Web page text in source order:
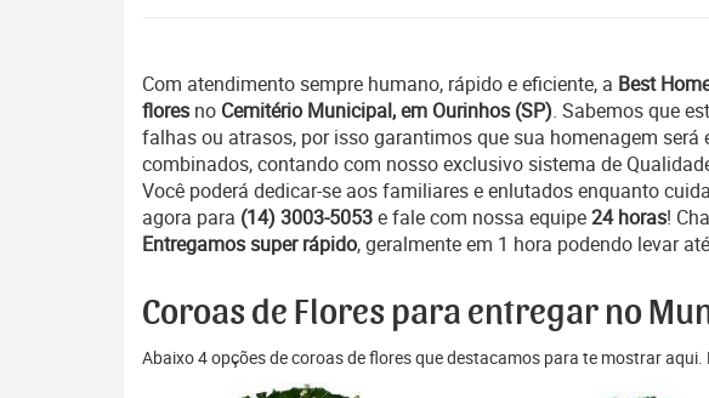
Com atendimento sempre humano, rápido e eficiente, a Best
flores no Cemitério Municipal, em Ourinhos (SP). Sabemos que
falhas ou atrasos, por isso garantimos que sua homenagem
combinados, contando com nosso exclusivo sistema de
Você poderá dedicar-se aos familiares e enlutados enquanto
agora para (14) 3003-5053e fale com nossa equipe24 horas!
Entregamos super rápido, geralmente em 1 hora podendo levar
Coroas de Flores para entregar no
Abaixo 4 opções de coroas de flores que destacamos para te mostrar